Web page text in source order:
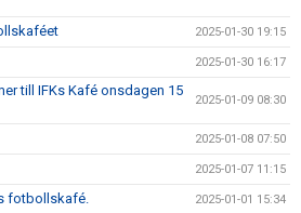
2025-01-30 19:15
2025-01-30 16:17
till IFKs Kafé onsdagen 15
2025-01-09 08:30
2025-01-08 07:50
2025-01-07 11:15
fotbollskafé. 2025-01-01 15:34